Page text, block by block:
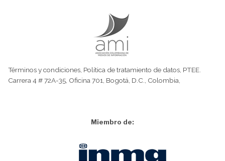
Términos y condiciones, Política de tratamiento de datos, PTEE.
Carrera 4 # 72A-35, Oficina 701, Bogotá, D.C., Colombia,
Miembro de: